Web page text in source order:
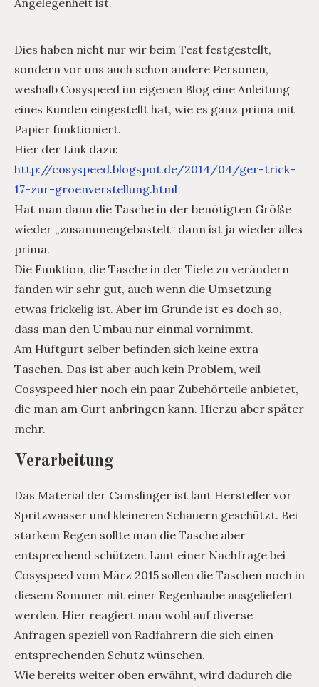
Angelegenheit ist.
Dies haben nicht nur wir beim Test festgestellt,
sondern vor uns auch schon andere Personen,
weshalb Cosyspeed im eigenen Blog eine Anleitung
eines Kunden eingestellt hat, wie es ganz prima mit
Papier funktioniert.
Hier der Link dazu:
http://cosyspeed.blogspot.de/2014/04/ger-trick-
17-zur-groenverstellung.html
Hat man dann die Tasche in der benötigten Größe
wieder „zusammengebastelt“ dann ist ja wieder alles
prima.
Die Funktion, die Tasche in der Tiefe zu verändern
fanden wir sehr gut, auch wenn die Umsetzung
etwas frickelig ist. Aber im Grunde ist es doch so,
dass man den Umbau nur einmal vornimmt.
Am Hüftgurt selber befinden sich keine extra
Taschen. Das ist aber auch kein Problem, weil
Cosyspeed hier noch ein paar Zubehörteile anbietet,
die man am Gurt anbringen kann. Hierzu aber später
mehr.
Verarbeitung
Das Material der Camslinger ist laut Hersteller vor
Spritzwasser und kleineren Schauern geschützt. Bei
starkem Regen sollte man die Tasche aber
entsprechend schützen. Laut einer Nachfrage bei
Cosyspeed vom März 2015 sollen die Taschen noch in
diesem Sommer mit einer Regenhaube ausgeliefert
werden. Hier reagiert man wohl auf diverse
Anfragen speziell von Radfahrern die sich einen
entsprechenden Schutz wünschen.
Wie bereits weiter oben erwähnt, wird dadurch die